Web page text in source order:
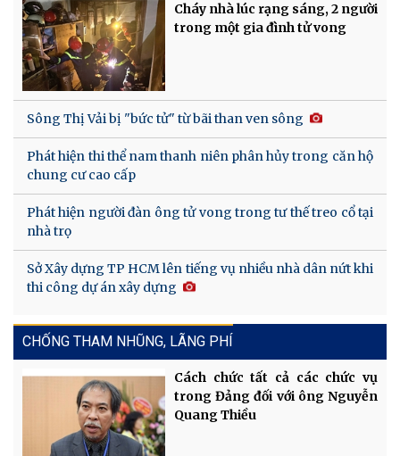
Cháy nhà lúc rạng sáng, 2 người
trong một gia đình tử vong
Sông Thị Vải bị "bức tử" từ bãi than ven sông
Phát hiện thi thể nam thanh niên phân hủy trong căn hộ
chung cư cao cấp
Phát hiện người đàn ông tử vong trong tư thế treo cổ tại
nhà trọ
Sở Xây dựng TP HCM lên tiếng vụ nhiều nhà dân nứt khi
thi công dự án xây dựng
CHỐNG THAM NHŨNG, LÃNG PHÍ
Cách chức tất cả các chức vụ
trong Đảng đối với ông Nguyễn
Quang Thiều